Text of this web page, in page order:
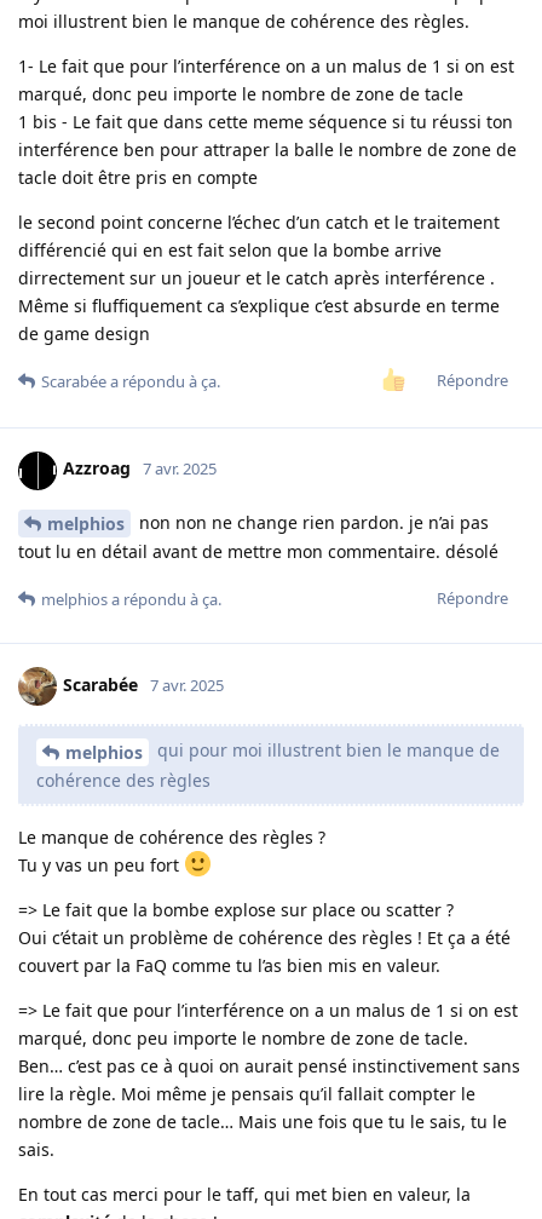
moi illustrent bien le manque de cohérence des règles.
1- Le fait que pour l’interférence on a un malus de 1 si on est
marqué, donc peu importe le nombre de zone de tacle
1 bis - Le fait que dans cette meme séquence si tu réussi ton
interférence ben pour attraper la balle le nombre de zone de
tacle doit être pris en compte
le second point concerne l’échec d’un catch et le traitement
différencié qui en est fait selon que la bombe arrive
dirrectement sur un joueur et le catch après interférence .
Même si fluffiquement ca s’explique c’est absurde en terme
de game design
Répondre
Scarabéea répondu à ça.
Azzroag 7 avr. 2025
melphios
non non ne change rien pardon. je n’ai pas
tout lu en détail avant de mettre mon commentaire. désolé
Répondre
melphiosa répondu à ça.
Scarabée 7 avr. 2025
melphios
qui pour moi illustrent bien le manque de
cohérence des règles
Le manque de cohérence des règles ?
Tu y vas un peu fort
=> Le fait que la bombe explose sur place ou scatter ?
Oui c’était un problème de cohérence des règles ! Et ça a été
couvert par la FaQ comme tu l’as bien mis en valeur.
=> Le fait que pour l’interférence on a un malus de 1 si on est
marqué, donc peu importe le nombre de zone de tacle.
Ben… c’est pas ce à quoi on aurait pensé instinctivement sans
lire la règle. Moi même je pensais qu’il fallait compter le
nombre de zone de tacle… Mais une fois que tu le sais, tu le
sais.
En tout cas merci pour le taff, qui met bien en valeur, la